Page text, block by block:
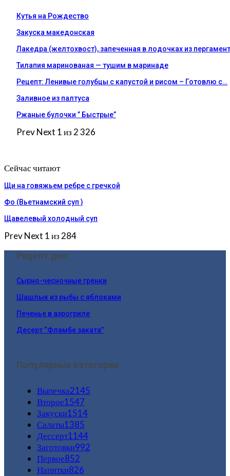
Кутья на Рождество
Закуска македонская
Лакедра (желтохвост), запеченная в лодочках из
Тилапия маринованая — тушим в маринаде
Рецепт: Ленивые голубцы с капустой и рисом – Готовлю с…
Заливное из палтуса
Ржаные булочки ” Быстрые”
PrevNext 1 из 2 326
Сейчас читают
Щи на говяжьем ребре с гречкой
Фо (Вьетнамский суп )
Щавелевый холодный суп
PrevNext 1 из 284
Рецепт дня:
Сырно-чесночные гренки
Шашлык из рыбы с яблоками
Печенье в аэрогриле
Десерт “Фламбе заката”
Популярные категории
Выпечка2145
Второе1547
Закуски1514
Салаты1385
Дессерт1144
Заготовки992
Первое852
Напитки826